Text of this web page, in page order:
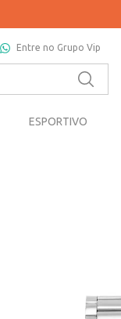
Entre no Grupo Vip
ESPORTIVO